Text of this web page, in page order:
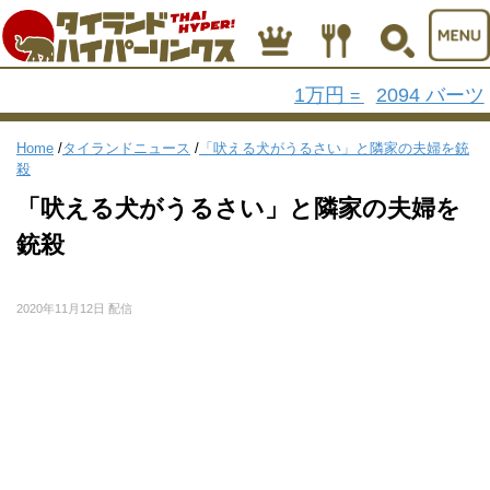
1万円 = 2094 バーツ
Home /タイランドニュース / 「吠える犬がうるさい」と隣家の夫婦を銃
殺
「吠える犬がうるさい」と隣家の夫婦を
銃殺
2020年11月12日 配信